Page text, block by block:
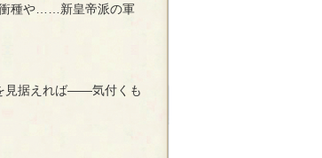
衝種や……新皇帝派の軍
見据えれば――気付くも